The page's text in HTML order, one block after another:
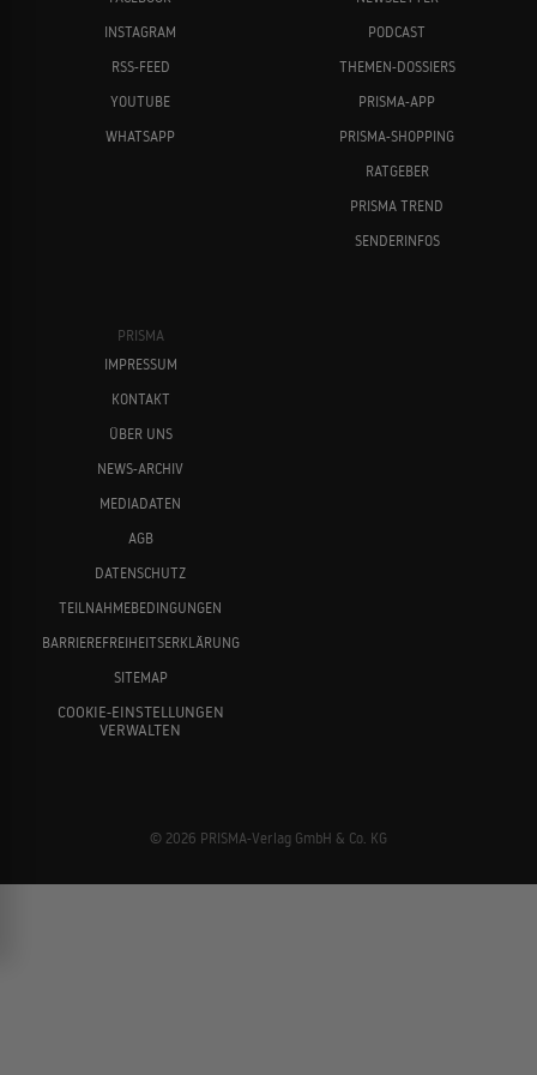
INSTAGRAM
RSS-FEED
YOUTUBE
WHATSAPP
PODCAST
THEMEN-DOSSIERS
PRISMA-APP
PRISMA-SHOPPING
RATGEBER
PRISMA TREND
SENDERINFOS
PRISMA
IMPRESSUM
KONTAKT
ÜBER UNS
NEWS-ARCHIV
MEDIADATEN
AGB
DATENSCHUTZ
TEILNAHMEBEDINGUNGEN
BARRIEREFREIHEITSERKLÄRUNG
SITEMAP
COOKIE-EINSTELLUNGEN
VERWALTEN
© 2026 PRISMA-Verlag GmbH & Co. KG